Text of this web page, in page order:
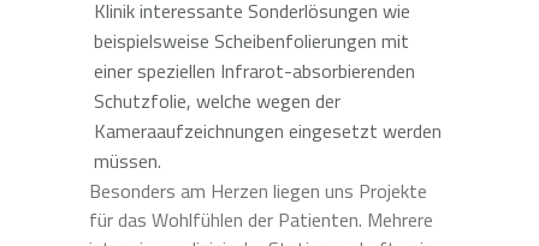
Klinik interessante Sonderlösungen wie
beispielsweise Scheibenfolierungen mit
einer speziellen Infrarot-absorbierenden
Schutzfolie, welche wegen der
Kameraaufzeichnungen eingesetzt werden
müssen.
Besonders am Herzen liegen uns Projekte
für das Wohlfühlen der Patienten. Mehrere